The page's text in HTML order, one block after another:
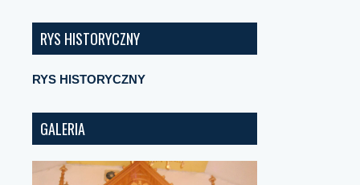
RYS HISTORYCZNY
RYS HISTORYCZNY
GALERIA